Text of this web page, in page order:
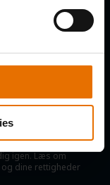
tilbud, information
med e-
igen. Læs om
dine rettigheder